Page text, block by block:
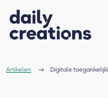
Artikelen Digitale